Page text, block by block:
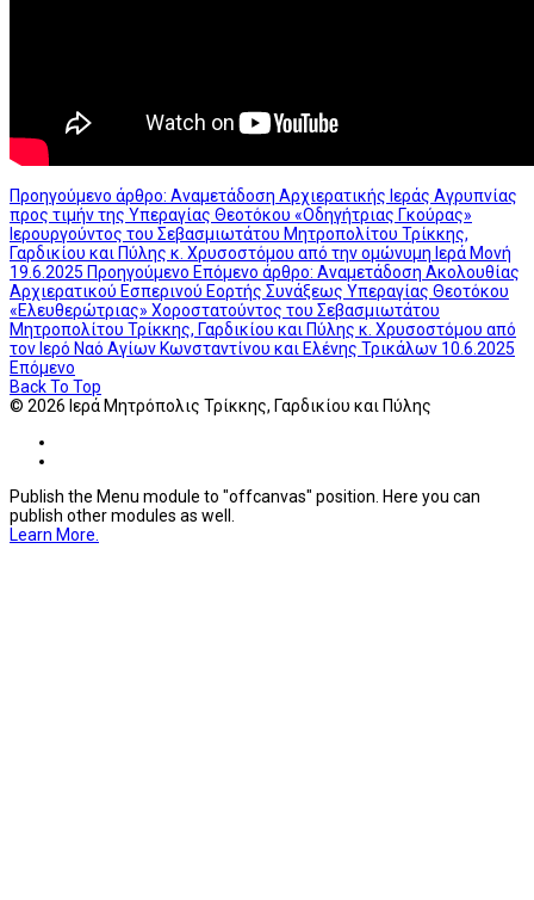
Προηγούμενο άρθρο: Αναμετάδοση Αρχιερατικής Ιεράς Αγρυπνίας
προς τιμήν της Υπεραγίας Θεοτόκου «Οδηγήτριας Γκούρας»
Ιερουργούντος του Σεβασμιωτάτου Μητροπολίτου Τρίκκης,
Γαρδικίου και Πύλης κ. Χρυσοστόμου από την ομώνυμη Ιερά Μονή
19.6.2025 Προηγούμενο Επόμενο άρθρο: Αναμετάδοση Ακολουθίας
Αρχιερατικού Εσπερινού Εορτής Συνάξεως Υπεραγίας Θεοτόκου
«Ελευθερώτριας» Χοροστατούντος του Σεβασμιωτάτου
Μητροπολίτου Τρίκκης, Γαρδικίου και Πύλης κ. Χρυσοστόμου από
τον Ιερό Ναό Αγίων Κωνσταντίνου και Ελένης Τρικάλων 10.6.2025
Επόμενο
Back To Top
© 2026 Ιερά Μητρόπολις Τρίκκης, Γαρδικίου και Πύλης
Publish the Menu module to "offcanvas" position. Here you can
publish other modules as well.
Learn More.